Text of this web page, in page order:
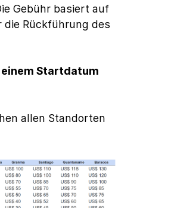
Gebühr basiert auf
Rückführung des
Startdatum
allen Standorten